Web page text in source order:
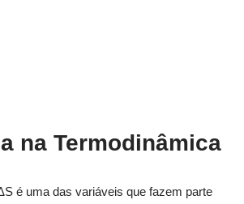
na Termodinâmica
é uma das variáveis ​​que fazem parte